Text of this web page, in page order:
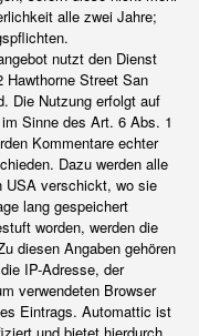
alle zwei Jahre;
nutzt den Dienst
Hawthorne Street San
Die Nutzung erfolgt auf
Sinne des Art. 6 Abs. 1
Kommentare echter
Dazu werden alle
USA verschickt, wo sie
lang gespeichert
worden, werden die
diesen Angaben gehören
IP-Adresse, der
verwendeten Browser
Eintrags. Automattic ist